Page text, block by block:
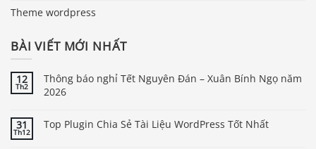
Theme wordpress
BÀI VIẾT MỚI NHẤT
12
Th2
Thông báo nghỉ Tết Nguyên Đán – Xuân Bính Ngọ năm
2026
31
Th12
Top Plugin Chia Sẻ Tài Liệu WordPress Tốt Nhất